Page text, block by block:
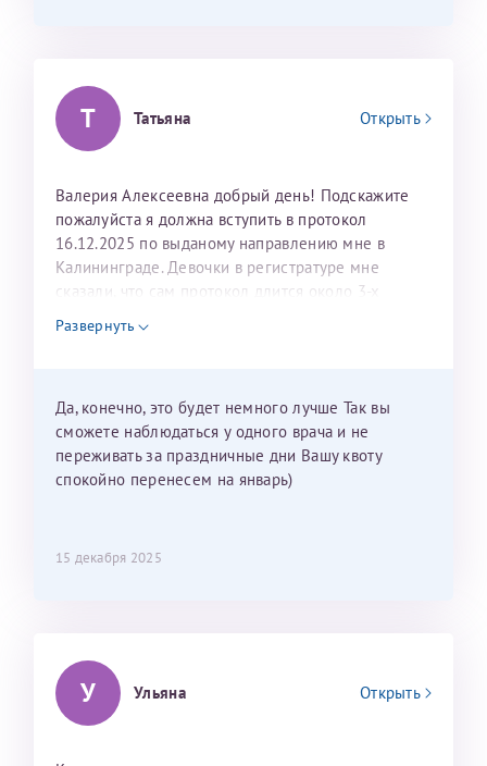
Т Татьяна Открыть
Валерия Алексеевна добрый день! Подскажите
пожалуйста я должна вступить в протокол
16.12.2025 по выданому направлению мне в
Калининграде. Девочки в регистратуре мне
сказали, что сам протокол длится около 3-х
недель и 3 недели я должна находится в Питере.
Можно мне новый год провести в Калининграде и
Развернуть
Да, конечно, это будет немного лучше Так вы
сможете наблюдаться у одного врача и не
переживать за праздничные дни Вашу квоту
спокойно перенесем на январь)
15 декабря 2025
У Ульяна Открыть